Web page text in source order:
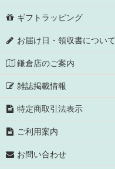
ギフトラッピング
お届け日・領収書について
鎌倉店のご案内
雑誌掲載情報
特定商取引法表示
ご利用案内
お問い合わせ